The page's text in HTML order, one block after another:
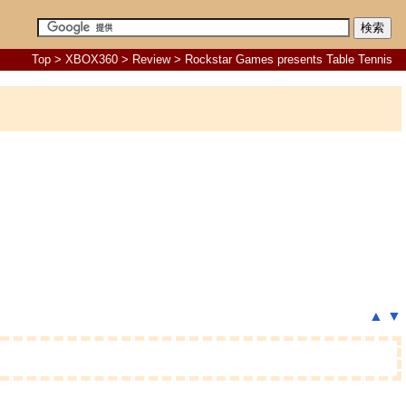
Top > XBOX360 > Review> Rockstar Games presents Table Tennis
▲ ▼